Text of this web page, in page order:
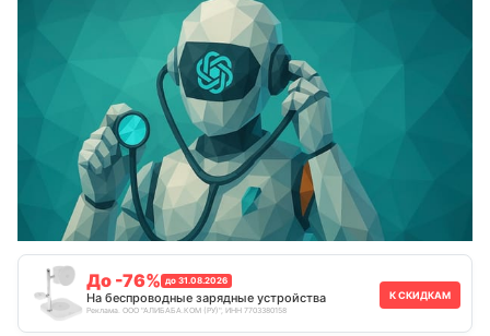
До -76% до 31.08.2026
На беспроводные зарядные устройства
Реклама. ООО "АЛИБАБА.КОМ (РУ)", ИНН 7703380158
К СКИДКАМ